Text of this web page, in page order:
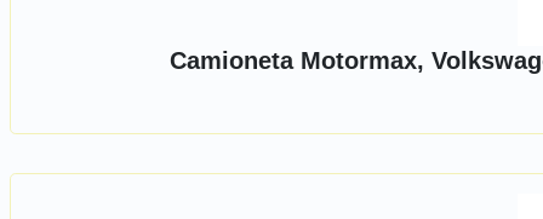
Camioneta Motormax,